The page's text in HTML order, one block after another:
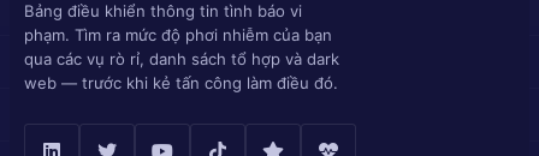
Bảng điều khiển thông tin tình báo vi
phạm. Tìm ra mức độ phơi nhiễm của bạn
qua các vụ rò rỉ, danh sách tổ hợp và dark
web — trước khi kẻ tấn công làm điều đó.